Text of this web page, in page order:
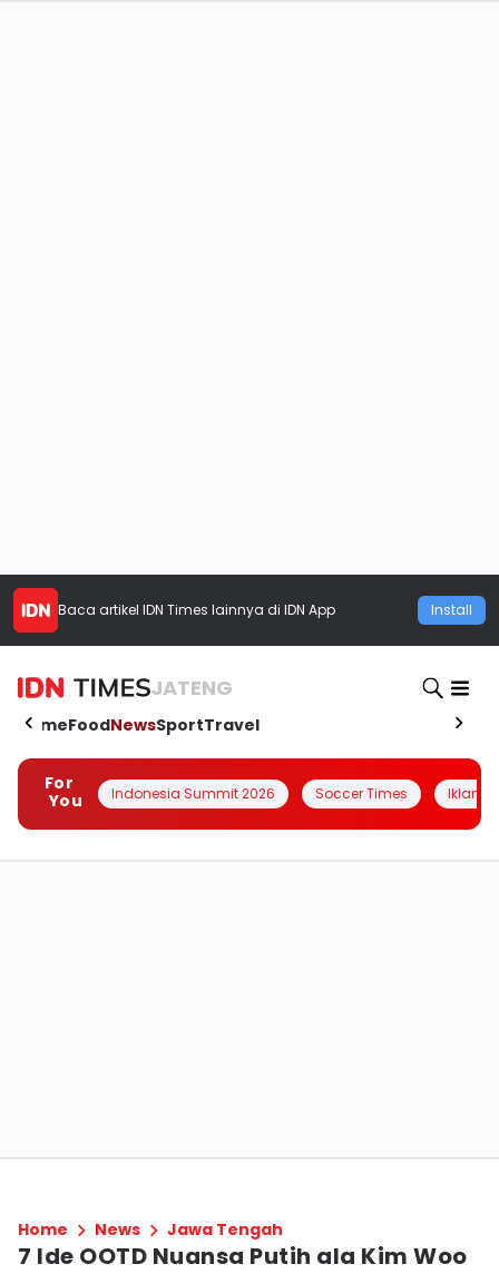
Baca artikel IDN Times lainnya di IDN App Install
JATENG
HomeFoodNewsSportTravel
For
You
Indonesia Summit 2026 Soccer Times Iklanin
Home News Jawa Tengah
7 Ide OOTD Nuansa Putih ala Kim Woo